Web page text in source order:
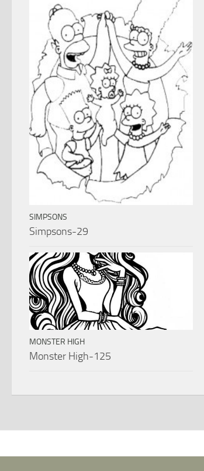
SIMPSONS
Simpsons-29
MONSTER HIGH
Monster High-125